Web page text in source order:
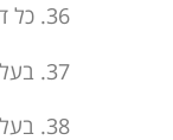
36. כל דבר האמור בתקנון זה ביחיד משמעו גם ברבים, וההיפך, אלא אם משתמעת כוונה אחרת מתוך הקשר הדברים. כל דבר הנאמר בלשון זכר מתייחס לנקבה.
37. בעל האתר רשאי לשנות את שם האתר ו/או עיצובו ו/או מתכונתו ו/או כתובתו ו/או לסגור אותו כליל בכל עת, ולפי שיקול דעתו.
38. בעל האתר רשאי לעדכן ולתקן תקנון זה מעת לעת וכל הסכם ו/או תיקון יחול ממועד ביצועו ואילך. כל שינוי יחול על מוצרים שהוזמנו לאחר שבוצע השינוי בלבד.